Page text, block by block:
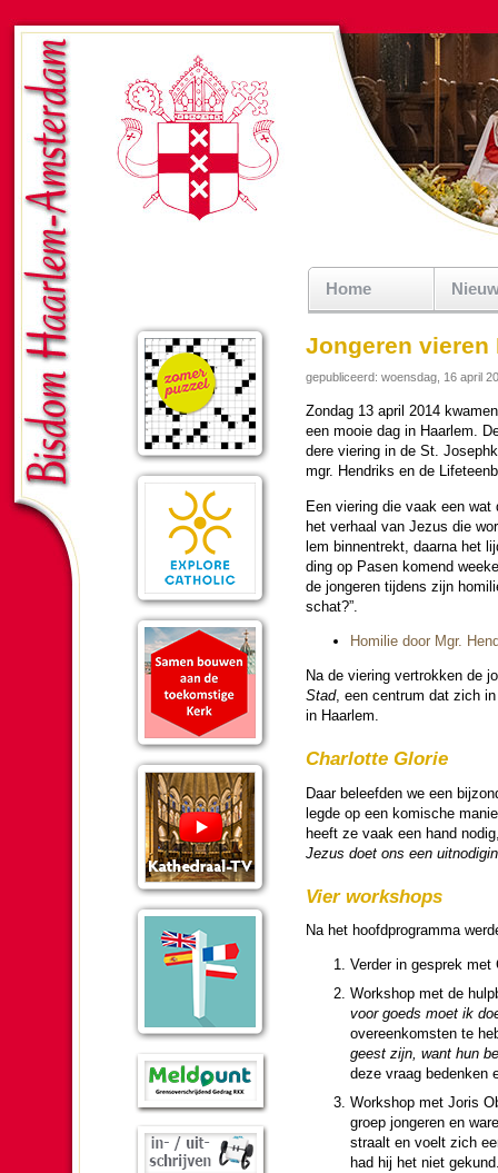
Home
Jongeren vieren
gepubliceerd: woensdag, 16 april
Zondag 13 april 2014
een mooie dag in Haar­lem.
dere vie­ring in de St.
mgr. Hendriks en de
Een vie­ring die vaak een
het verhaal van Jezus die
lem binnentrekt, daarna het
ding op Pasen komend
de jon­ge­ren tij­dens zijn
schat?”.
Homilie door Mgr.
Na de vie­ring ver­trok­ken de
Stad, een centrum dat zich
in Haar­lem.
Charlotte Glorie
Daar beleef­den we een
legde op een komische
heeft ze vaak een hand
Jezus doet ons een
Vier work­shops
Na het hoofd­pro­gram­ma
Verder in gesprek met
Work­shop met de
voor goeds moet ik
overeen­komsten te
geest zijn, want hun
deze vraag bedenken
Work­shop met Joris
groep jon­ge­ren en
straalt en voelt zich
had hij het niet